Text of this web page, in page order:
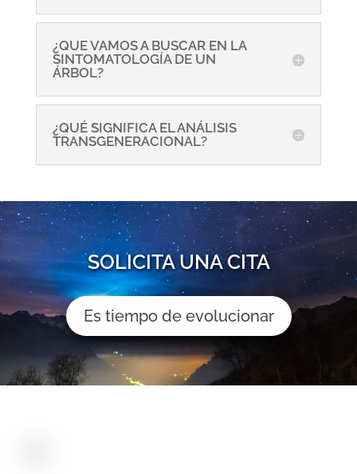
¿QUE VAMOS A BUSCAR EN LA
SINTOMATOLOGÍA DE UN
ÁRBOL?
¿QUÉ SIGNIFICA EL ANÁLISIS
TRANSGENERACIONAL?
SOLICITA UNA CITA
Es tiempo de evolucionar